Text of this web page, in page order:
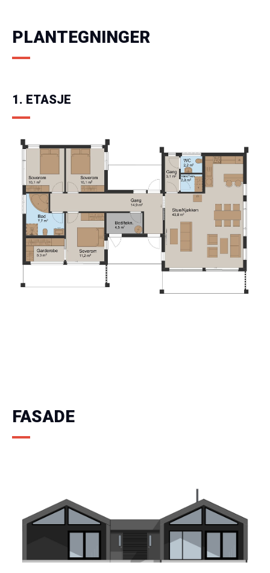
PLANTEGNINGER
1. ETASJE
FASADE